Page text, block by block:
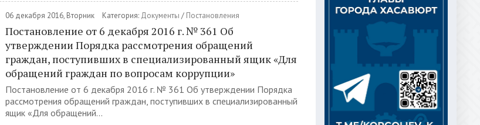
06 декабря 2016, Вторник Категория: Документы / Постановления
Постановление от 6 декабря 2016 г. № 361 Об
утверждении Порядка рассмотрения обращений
граждан, поступивших в специализированный ящик «Для
обращений граждан по вопросам коррупции»
Постановление от 6 декабря 2016 г. № 361 Об утверждении Порядка
рассмотрения обращений граждан, поступивших в специализированный
ящик «Для обращений...